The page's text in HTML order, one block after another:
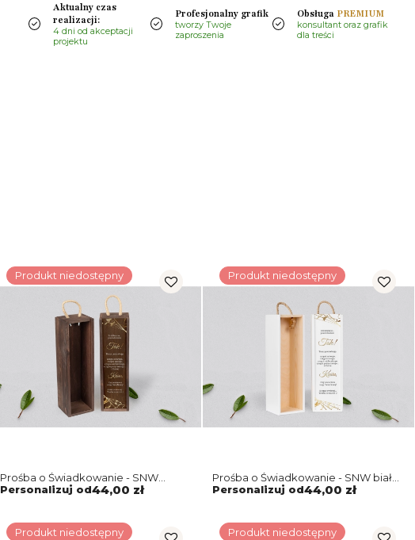
Aktualny czas
realizacji:
4 dni od akceptacji
projektu
Profesjonalny grafik
tworzy Twoje
zaproszenia
Obsługa PREMIUM
konsultant oraz grafik
dla treści
Produkt niedostępny
Prośba o Świadkowanie - SNW
brązowa Marmur & Złoto Motyw 4
Personalizuj od44,00 zł
Produkt niedostępny
Prośba o Świadkowanie - SNW biała
Marmur & Złoto Motyw 4
Personalizuj od44,00 zł
Produkt niedostępny Produkt niedostępny